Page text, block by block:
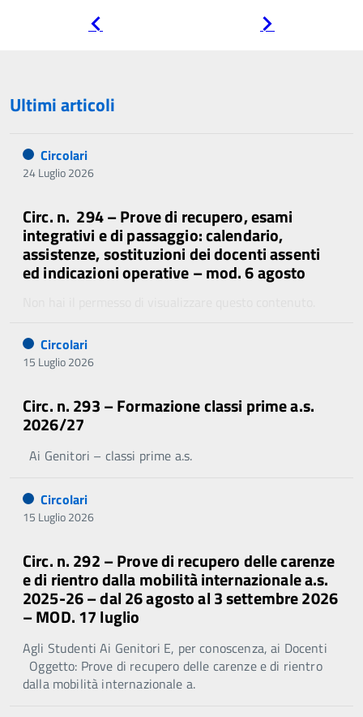
Ultimi articoli
Circolari
24 Luglio 2026
Circ. n. 294 – Prove di recupero, esami
integrativi e di passaggio: calendario,
assistenze, sostituzioni dei docenti assenti
ed indicazioni operative – mod. 6 agosto
Circolari
15 Luglio 2026
Circ. n. 293 – Formazione classi prime a.s.
2026/27
Ai Genitori – classi prime a.s.
Circolari
15 Luglio 2026
Circ. n. 292 – Prove di recupero delle carenze
e di rientro dalla mobilità internazionale a.s.
2025-26 – dal 26 agosto al 3 settembre 2026
– MOD. 17 luglio
Agli Studenti Ai Genitori E, per conoscenza, ai Docenti
Oggetto: Prove di recupero delle carenze e di rientro
dalla mobilità internazionale a.